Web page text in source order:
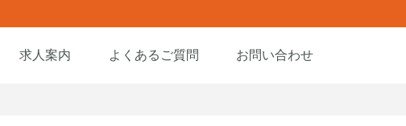
求人案内 よくあるご質問 お問い合わせ